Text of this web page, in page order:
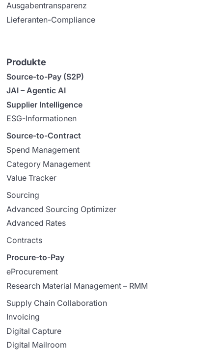
Ausgabentransparenz
Lieferanten-Compliance
Produkte
Source-to-Pay (S2P)
JAI – Agentic AI
Supplier Intelligence
ESG-Informationen
Source-to-Contract
Spend Management
Category Management
Value Tracker
Sourcing
Advanced Sourcing Optimizer
Advanced Rates
Contracts
Procure-to-Pay
eProcurement
Research Material Management – RMM
Supply Chain Collaboration
Invoicing
Digital Capture
Digital Mailroom